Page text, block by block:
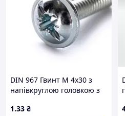
DIN 967 Гвинт М 4х30 з
напівкруглою головкою з
4.6, оцинкований
1.33 ₴